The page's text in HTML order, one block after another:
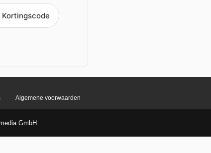
Algemene voorwaarden
GmbH